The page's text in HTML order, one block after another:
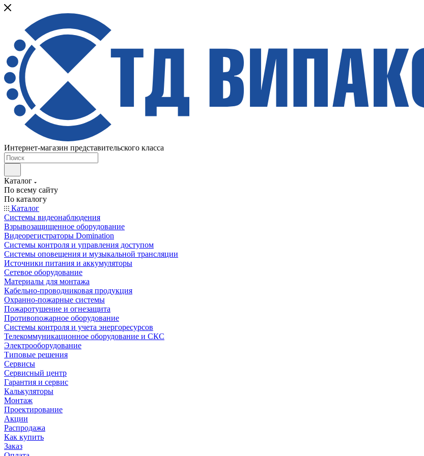
Интернет-магазин представительского класса
Каталог
По всему сайту
По каталогу
Каталог
Системы видеонаблюдения
Взрывозащищенное оборудование
Видеорегистраторы Domination
Системы контроля и управления доступом
Системы оповещения и музыкальной трансляции
Источники питания и аккумуляторы
Сетевое оборудование
Материалы для монтажа
Кабельно-проводниковая продукция
Охранно-пожарные системы
Пожаротушение и огнезащита
Противопожарное оборудование
Системы контроля и учета энергоресурсов
Телекоммуникационное оборудование и СКС
Электрооборудование
Типовые решения
Сервисы
Сервисный центр
Гарантия и сервис
Калькуляторы
Монтаж
Проектирование
Акции
Распродажа
Как купить
Заказ